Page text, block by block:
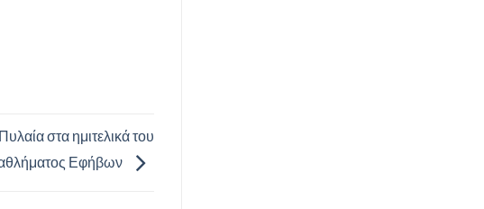
στα ημιτελικά του
Εφήβων